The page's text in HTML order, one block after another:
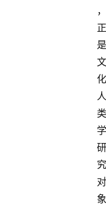
，
正
是
文
化
人
类
学
研
究
对
象